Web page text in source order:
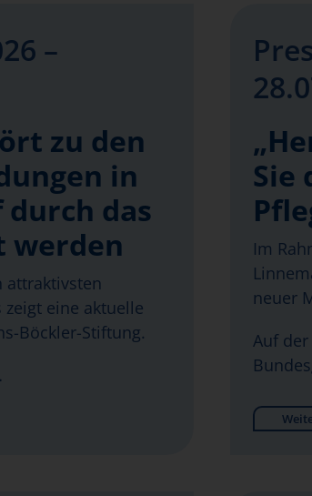
–
zu den
in
das
werden
attraktivsten
eine aktuelle
Böckler-Stiftung.
Sie
Im
neuer
Auf